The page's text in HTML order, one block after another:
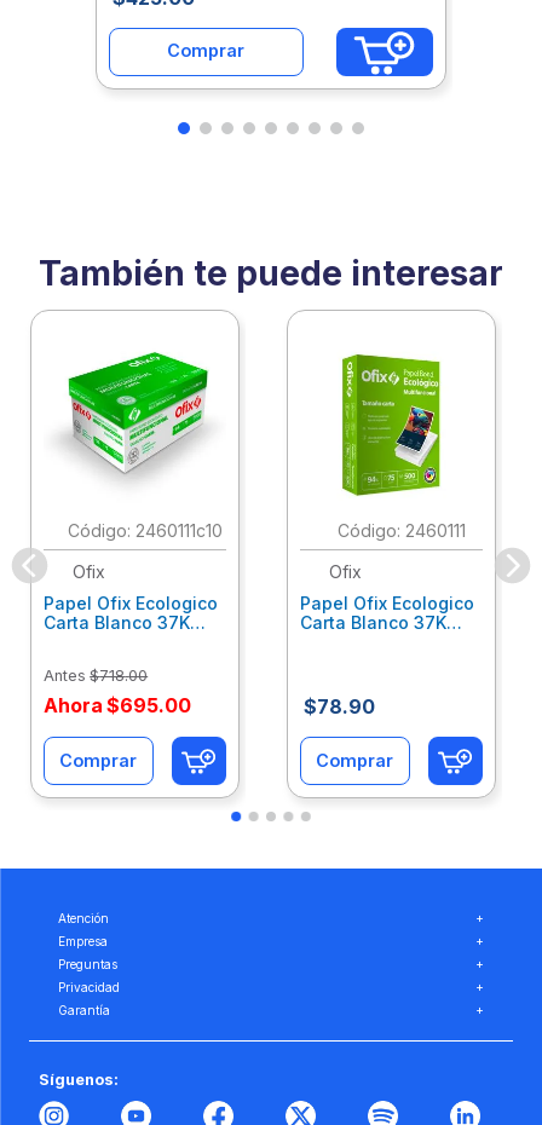
Comprar
También te puede interesar
: 2460111c10
Ofix
Papel Ofix Ecologico
Carta Blanco 37K
Antes $718.00
Ahora $695.00
Comprar
: 2460111
Ofix
Papel Ofix Ecologico
Carta Blanco 37K
$78.90
Comprar
Atención
+
Empresa
+
Preguntas
+
Privacidad
+
Garantía
+
Síguenos: